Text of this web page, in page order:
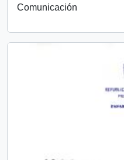
Comunicación